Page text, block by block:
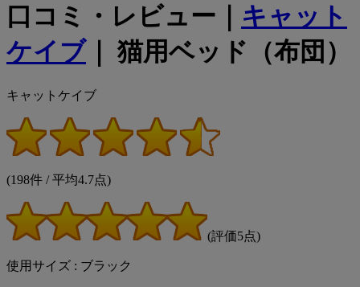
口コミ・レビュー｜ キャット
ケイブ｜ 猫用ベッド（布団）
キャットケイブ
(198件 / 平均4.7点)
(評価5点)
使用サイズ : ブラック